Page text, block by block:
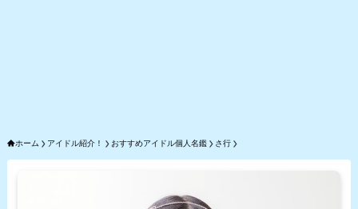
ホーム アイドル紹介！ おすすめアイドル個人名鑑 さ行